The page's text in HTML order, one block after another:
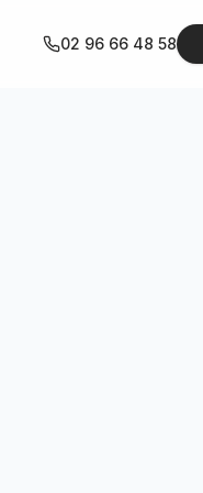
02 96 66 48 58